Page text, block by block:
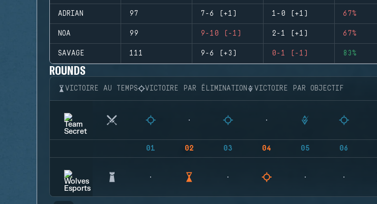
ADRIAN 97 7-6 (+1) 1-0 (+1) 67%
NOA 99 9-10 (-1) 2-1 (+1) 67%
SAVAGE 111 9-6 (+3) 0-1 (-1) 83%
ROUNDS
VICTOIRE AU TEMPS VICTOIRE PAR ÉLIMINATION VICTOIRE PAR OBJECTIF
01 02 03 04 05 06